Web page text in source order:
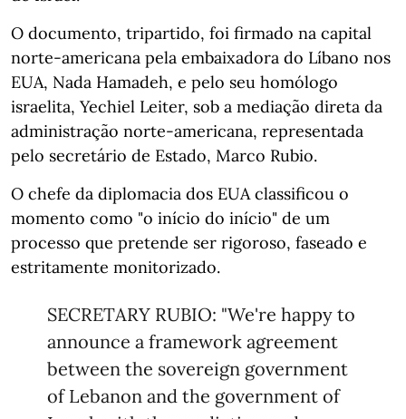
O documento, tripartido, foi firmado na capital
norte-americana pela embaixadora do Líbano nos
EUA, Nada Hamadeh, e pelo seu homólogo
israelita, Yechiel Leiter, sob a mediação direta da
administração norte-americana, representada
pelo secretário de Estado, Marco Rubio.
O chefe da diplomacia dos EUA classificou o
momento como "o início do início" de um
processo que pretende ser rigoroso, faseado e
estritamente monitorizado.
SECRETARY RUBIO: "We're happy to
announce a framework agreement
between the sovereign government
of Lebanon and the government of